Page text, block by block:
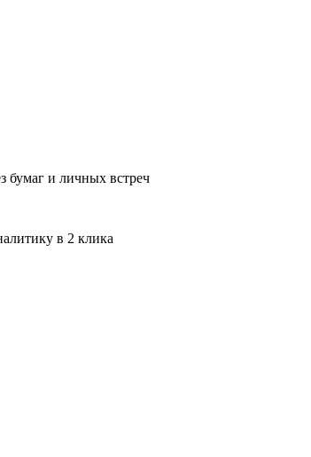
бумаг и личных встреч
в 2 клика